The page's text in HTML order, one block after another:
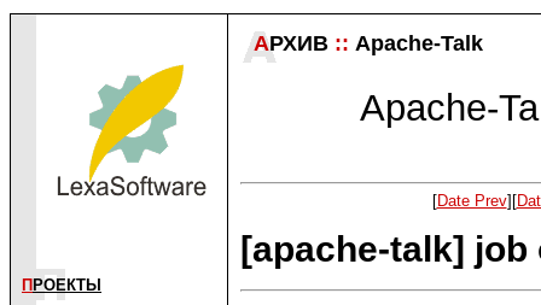
П РОЕКТЫ
АРХИВ :: Apache-Talk
Apache-
[Date Prev][
[apache-talk] job